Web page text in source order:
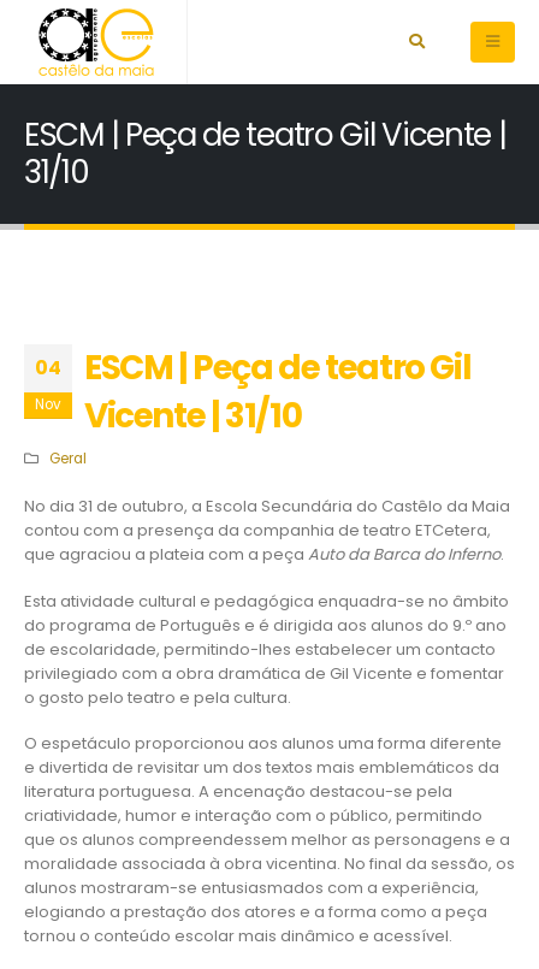
ESCM | Peça de teatro Gil Vicente |
31/10
04
Nov
ESCM | Peça de teatro Gil
Vicente | 31/10
Geral
No dia 31 de outubro, a Escola Secundária do Castêlo da Maia
contou com a presença da companhia de teatro ETCetera,
que agraciou a plateia com a peça Auto da Barca do Inferno.
Esta atividade cultural e pedagógica enquadra-se no âmbito
do programa de Português e é dirigida aos alunos do 9.º ano
de escolaridade, permitindo-lhes estabelecer um contacto
privilegiado com a obra dramática de Gil Vicente e fomentar
o gosto pelo teatro e pela cultura.
O espetáculo proporcionou aos alunos uma forma diferente
e divertida de revisitar um dos textos mais emblemáticos da
literatura portuguesa. A encenação destacou-se pela
criatividade, humor e interação com o público, permitindo
que os alunos compreendessem melhor as personagens e a
moralidade associada à obra vicentina. No final da sessão, os
alunos mostraram-se entusiasmados com a experiência,
elogiando a prestação dos atores e a forma como a peça
tornou o conteúdo escolar mais dinâmico e acessível.